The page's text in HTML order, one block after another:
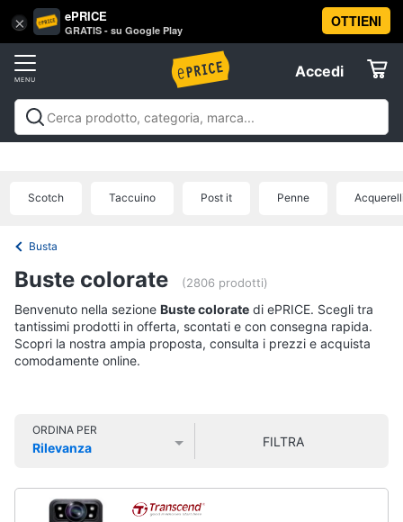
× ePRICE
GRATIS - su Google Play
OTTIENI
Accedi
Accedi
Registrati
Offerte
Tv
e
Home
Cinema
home
Vai
al
Scotch Taccuino Post it Penne
Busta
Buste colorate (2806 prodotti)
Benvenuto nella sezione Buste colorate di ePRICE. Scegli tra
tantissimi prodotti in offerta, scontati e con consegna rapida.
Scopri la nostra ampia proposta, consulta i prezzi e acquista
comodamente online.
ORDINA PER
Rilevanza
FILTRA